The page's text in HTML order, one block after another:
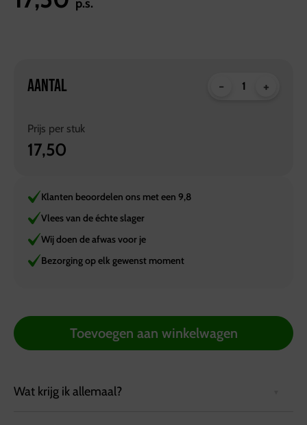
p.s.
AANTAL - +
Prijs per stuk
17,50
Klanten beoordelen ons met een 9,8
Vlees van de échte slager
Wij doen de afwas voor je
Bezorging op elk gewenst moment
Toevoegen aan winkelwagen
Wat krijg ik allemaal?